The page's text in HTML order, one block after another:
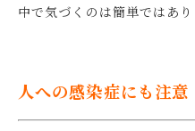
中で気づくのは簡単ではあり
人への感染症にも注意